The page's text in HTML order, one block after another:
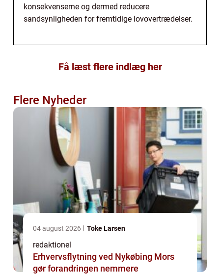
konsekvenserne og dermed reducere
sandsynligheden for fremtidige lovovertrædelser.
Få læst flere indlæg her
Flere Nyheder
04 august 2026 Toke Larsen
redaktionel
Erhvervsflytning ved Nykøbing Mors
gør forandringen nemmere